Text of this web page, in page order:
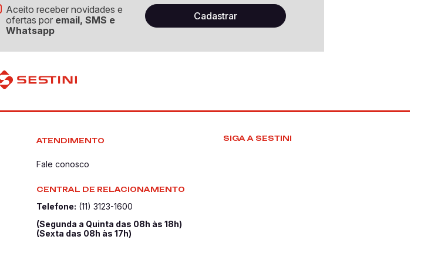
Aceito receber novidades e
ofertas por email, SMS e
Whatsapp
ATENDIMENTO
Fale conosco
CENTRAL DE RELACIONAMENTO
Telefone: (11) 3123-1600
(Segunda a Quinta das 08h às 18h)
(Sexta das 08h às 17h)
SIGA A SESTINI